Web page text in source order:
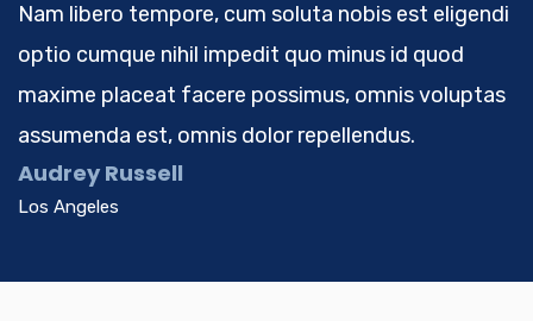
Nam libero tempore, cum soluta nobis est eligendi
optio cumque nihil impedit quo minus id quod
maxime placeat facere possimus, omnis voluptas
assumenda est, omnis dolor repellendus.
Audrey Russell
Los Angeles